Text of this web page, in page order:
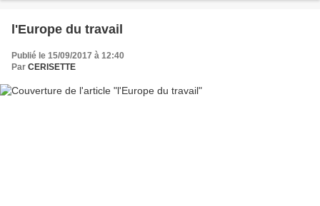
l'Europe du travail
Publié le 15/09/2017 à 12:40
Par CERISETTE